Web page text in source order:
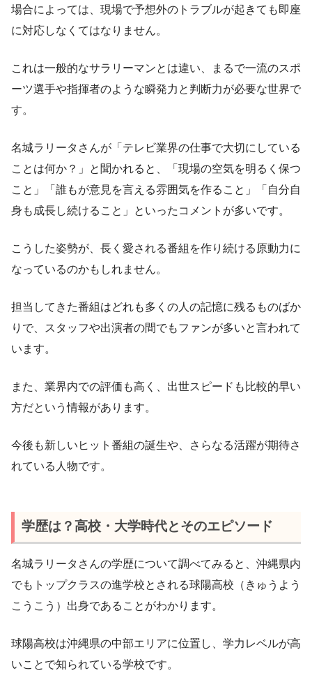
場合によっては、現場で予想外のトラブルが起きても即座
に対応しなくてはなりません。
これは一般的なサラリーマンとは違い、まるで一流のスポ
ーツ選手や指揮者のような瞬発力と判断力が必要な世界で
す。
名城ラリータさんが「テレビ業界の仕事で大切にしている
ことは何か？」と聞かれると、「現場の空気を明るく保つ
こと」「誰もが意見を言える雰囲気を作ること」「自分自
身も成長し続けること」といったコメントが多いです。
こうした姿勢が、長く愛される番組を作り続ける原動力に
なっているのかもしれません。
担当してきた番組はどれも多くの人の記憶に残るものばか
りで、スタッフや出演者の間でもファンが多いと言われて
います。
また、業界内での評価も高く、出世スピードも比較的早い
方だという情報があります。
今後も新しいヒット番組の誕生や、さらなる活躍が期待さ
れている人物です。
学歴は？高校・大学時代とそのエピソード
名城ラリータさんの学歴について調べてみると、沖縄県内
でもトップクラスの進学校とされる球陽高校（きゅうよう
こうこう）出身であることがわかります。
球陽高校は沖縄県の中部エリアに位置し、学力レベルが高
いことで知られている学校です。